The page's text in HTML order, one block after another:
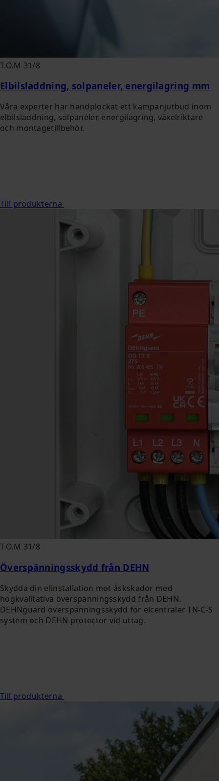
T.O.M 31/8
Elbilsladdning, solpaneler, energilagring mm
Våra experter har handplockat ett kampanjutbud inom
elbilsladdning, solpaneler, energilagring, växelriktare
och montagetillbehör.
Till produkterna
T.O.M 31/8
Överspänningsskydd från DEHN
Skydda din elinstallation mot åskskador med
högkvalitativa överspänningsskydd från DEHN.
DEHNguard överspänningsskydd för elcentraler TN-C-S
system och DEHN protector vid uttag.
Till produkterna